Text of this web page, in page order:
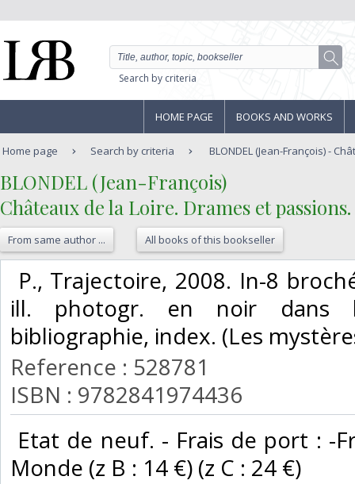
Search by criteria
HOME PAGE BOOKS AND WORKS
Home page Search by criteria BLONDEL (Jean-François) -
‎BLONDEL (Jean-François)‎
‎Châteaux de la Loire. Drames et passions.‎
From same author ... All books of this bookseller
P., Trajectoire, 2008. In-8
ill. photogr. en noir dans
bibliographie, index. (Les
Reference : 528781
ISBN : 9782841974436
Etat de neuf. - Frais de port : -
Monde (z B : 14 €) (z C : 24 €) ‎